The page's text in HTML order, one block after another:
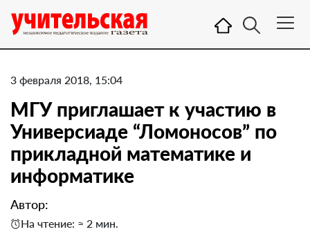
3 февраля 2018, 15:04
​МГУ приглашает к участию в
Универсиаде “Ломоносов” по
прикладной математике и
информатике
Автор:
На чтение: ≈ 2 мин.